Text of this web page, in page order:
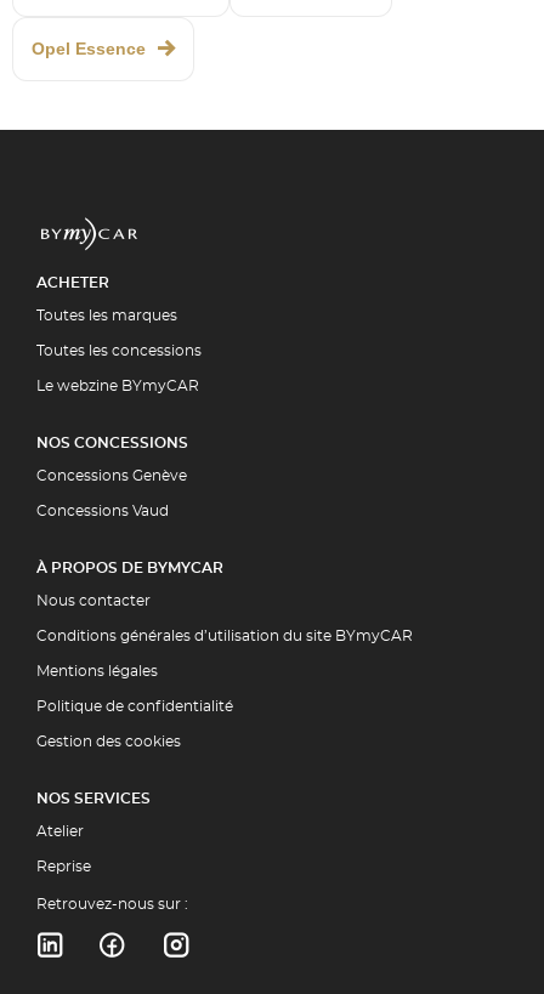
Opel Essence
ACHETER
Toutes les marques
Toutes les concessions
Le webzine BYmyCAR
NOS CONCESSIONS
Concessions Genève
Concessions Vaud
À PROPOS DE BYMYCAR
Nous contacter
Conditions générales d’utilisation du site BYmyCAR
Mentions légales
Politique de confidentialité
Gestion des cookies
NOS SERVICES
Atelier
Reprise
Retrouvez-nous sur :